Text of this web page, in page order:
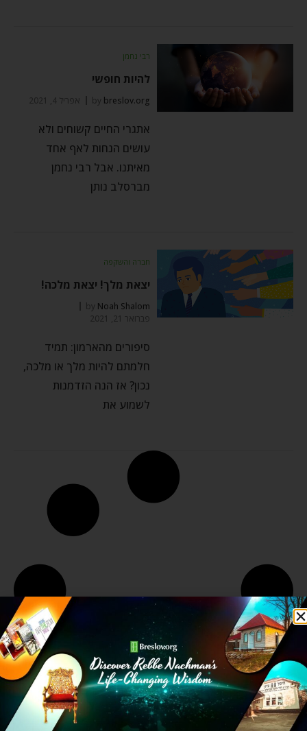
רבי נחמן
להיות חופשי
by breslov.org אפריל 4, 2021
אתגרי החיים קשוחים ולא
עושים הנחות לאף אחד
מאיתנו. אבל רבי נחמן
מברסלב נותן
חברה והשקפה
יצאת מלך! יצאת מלכה!
by Noah Shalom
פברואר 21, 2021
סיפורים מהארמון: תמיד
חלמתם להיות מלך או מלכה,
נכון? אז הנה הזדמנות
לשמוע את